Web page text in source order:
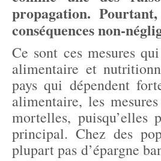
propagation.
conséquences non-
Ce sont ces mesures
alimentaire et
pays qui dépendent
alimentaire, les
mortelles, puisqu’elles
principal. Chez des
plupart pas d’épargne